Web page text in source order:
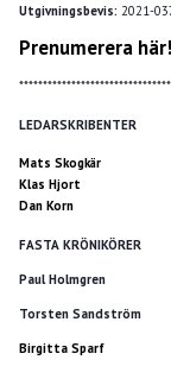
Utgivningsbevis: 2021-
Prenumerera här!
LEDARSKRIBENTER
Mats Skogkär
Klas Hjort
Dan Korn
FASTA KRÖNIKÖRER
Paul Holmgren
Torsten Sandström
Birgitta Sparf